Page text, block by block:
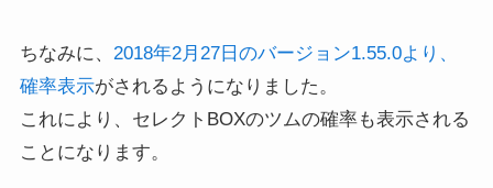
ちなみに、 2018年2月27日のバージョン1.55.0より、
確率表示がされるようになりました。
これにより、セレクトBOXのツムの確率も表示される
ことになります。